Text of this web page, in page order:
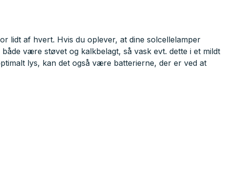
lidt af hvert. Hvis du oplever, at dine solcellelamper
være støvet og kalkbelagt, så vask evt. dette i et mildt
lys, kan det også være batterierne, der er ved at